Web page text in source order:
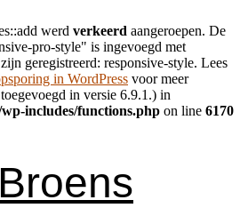
werd verkeerd aangeroepen. De
pro-style" is ingevoegd met
geregistreerd: responsive-style. Lees
in WordPress voor meer
in versie 6.9.1.) in
includes/functions.php on line 6170